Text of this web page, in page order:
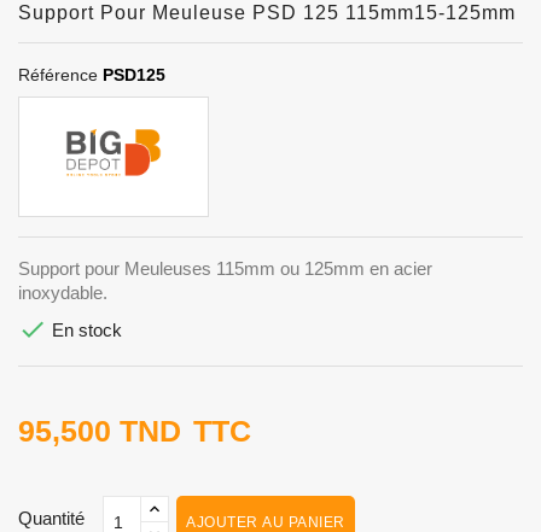
Support Pour Meuleuse PSD 125 115mm15-125mm
Référence PSD125
Support pour Meuleuses 115mm ou 125mm en acier
inoxydable.
 En stock
95,500 TND TTC
Quantité AJOUTER AU PANIER